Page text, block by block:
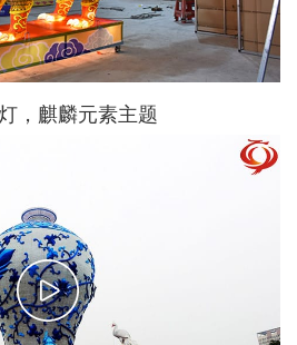
，麒麟元素主题